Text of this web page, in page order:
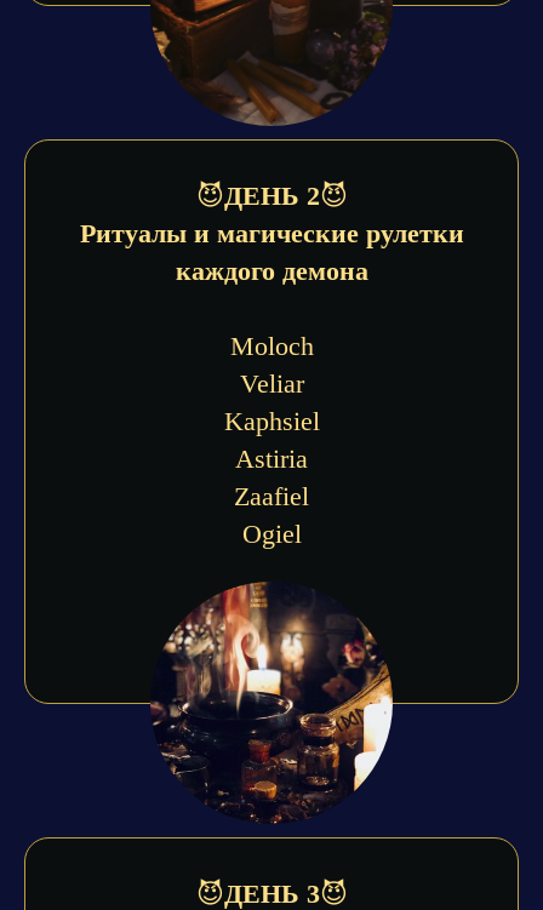
😈ДЕНЬ 2😈
Ритуалы и магические рулетки
каждого демона
Moloch
Veliar
Kaphsiel
Astiria
Zaafiel
Ogiel
😈ДЕНЬ 3😈